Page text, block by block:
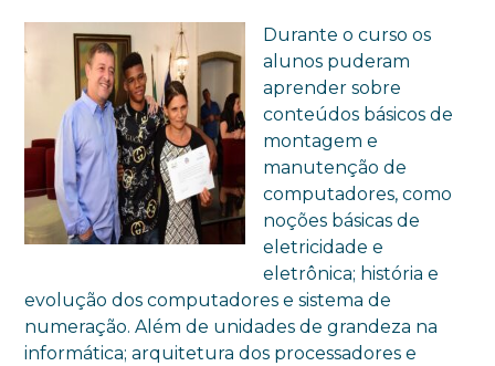
Durante o curso os
alunos puderam
aprender sobre
conteúdos básicos de
montagem e
manutenção de
computadores, como
noções básicas de
eletricidade e
eletrônica; história e
evolução dos computadores e sistema de
numeração. Além de unidades de grandeza na
informática; arquitetura dos processadores e